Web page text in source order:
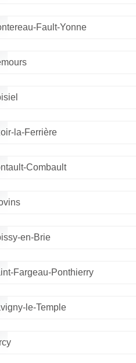
Fault-Yonne
la-Ferrière
Combault
en-Brie
Fargeau-Ponthierry
le-Temple